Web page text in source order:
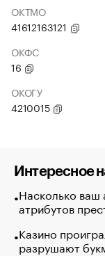
ОКТМО
41612163121
ОКФС
16
ОКОГУ
4210015
Интересное
Насколько ваш
атрибутов
Казино
разрушают